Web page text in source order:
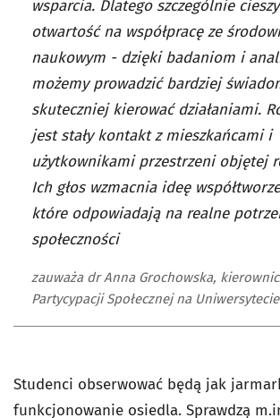
wsparcia. Dlatego szczególnie
otwartość na współpracę ze
naukowym - dzięki badaniom i
możemy prowadzić bardziej
skuteczniej kierować działaniami.
jest stały kontakt z mieszkańcami i
użytkownikami przestrzeni objętej
Ich głos wzmacnia ideę
które odpowiadają na realne
społeczności
zauważa dr Anna Grochowska,
Partycypacji Społecznej na
Studenci obserwować będą jak
funkcjonowanie osiedla. Sprawdzą